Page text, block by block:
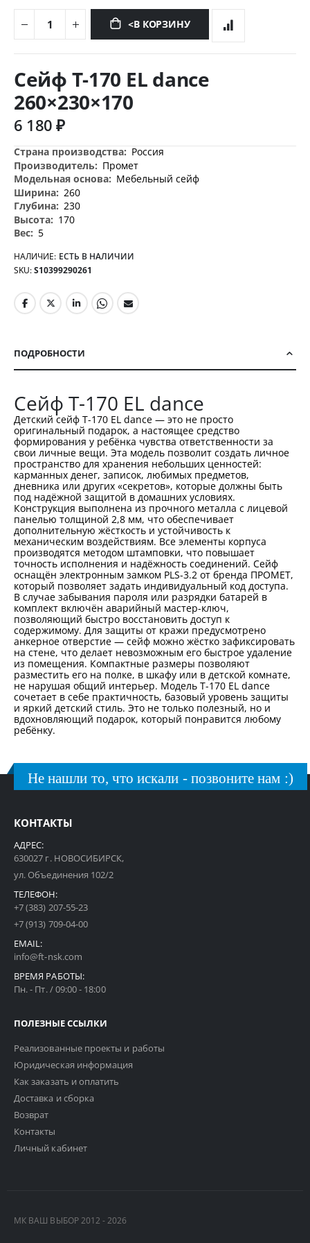
<В КОРЗИНУ
началу
изображений
Сейф T-170 EL dance
260×230×170
6 180 ₽
Дополнительная
информация
Россия
Промет
Мебельный сейф
260
230
170
5
НАЛИЧИЕ: ЕСТЬ В НАЛИЧИИ
SKU S10399290261
ПОДРОБНОСТИ
Сейф T-170 EL dance
Детский сейф T-170 EL dance — это не просто
оригинальный подарок, а настоящее средство
формирования у ребёнка чувства ответственности за
свои личные вещи. Эта модель позволит создать личное
пространство для хранения небольших ценностей:
карманных денег, записок, любимых предметов,
дневника или других «секретов», которые должны быть
под надёжной защитой в домашних условиях.
Конструкция выполнена из прочного металла с лицевой
панелью толщиной 2,8 мм, что обеспечивает
дополнительную жёсткость и устойчивость к
механическим воздействиям. Все элементы корпуса
производятся методом штамповки, что повышает
точность исполнения и надёжность соединений. Сейф
оснащён электронным замком PLS-3.2 от бренда ПРОМЕТ,
который позволяет задать индивидуальный код доступа.
В случае забывания пароля или разрядки батарей в
комплект включён аварийный мастер-ключ,
позволяющий быстро восстановить доступ к
содержимому. Для защиты от кражи предусмотрено
анкерное отверстие — сейф можно жёстко зафиксировать
на стене, что делает невозможным его быстрое удаление
из помещения. Компактные размеры позволяют
разместить его на полке, в шкафу или в детской комнате,
не нарушая общий интерьер. Модель T-170 EL dance
сочетает в себе практичность, базовый уровень защиты
и яркий детский стиль. Это не только полезный, но и
вдохновляющий подарок, который понравится любому
ребёнку.
Не нашли то, что искали - позвоните нам :)
КОНТАКТЫ
АДРЕС:
630027 г. НОВОСИБИРСК,
ул. Объединения 102/2
ТЕЛЕФОН:
+7 (383) 207-55-23
+7 (913) 709-04-00
EMAIL:
info@ft-nsk.com
ВРЕМЯ РАБОТЫ:
Пн. - Пт. / 09:00 - 18:00
ПОЛЕЗНЫЕ ССЫЛКИ
Реализованные проекты и работы
Юридическая информация
Как заказать и оплатить
Доставка и сборка
Возврат
Контакты
Личный кабинет
МК ВАШ ВЫБОР 2012 - 2026